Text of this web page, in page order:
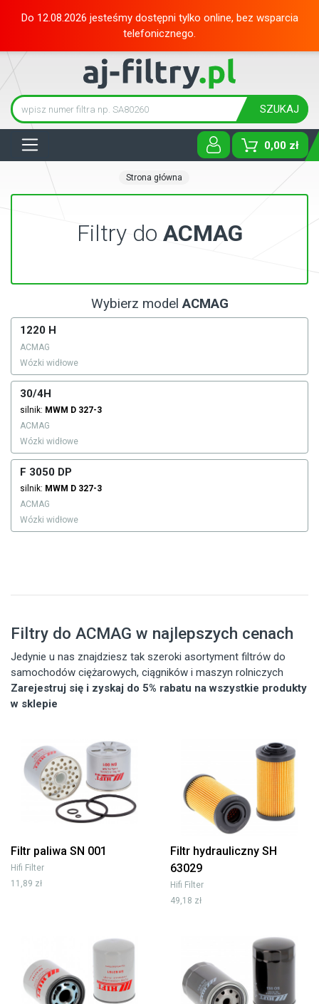
Do 12.08.2026 jesteśmy dostępni tylko online, bez wsparcia
telefonicznego.
SZUKAJ
0,00 zł
Strona główna
Filtry do ACMAG
Wybierz modelACMAG
1220 H
ACMAG
Wózki widłowe
30/4H
silnik: MWM D 327-3
ACMAG
Wózki widłowe
F 3050 DP
silnik: MWM D 327-3
ACMAG
Wózki widłowe
Filtry do ACMAG w najlepszych cenach
Jedynie u nas znajdziesz tak szeroki asortyment filtrów do
samochodów ciężarowych, ciągników i maszyn rolniczych
Zarejestruj się i zyskaj do 5% rabatu na wszystkie produkty
w sklepie
Filtr paliwa SN 001
Hifi Filter
11,89 zł
Filtr hydrauliczny SH
63029
Hifi Filter
49,18 zł